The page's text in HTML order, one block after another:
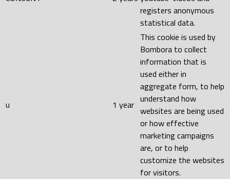
registers anonymous
statistical data.
u 1 year
This cookie is used by
Bombora to collect
information that is
used either in
aggregate form, to help
understand how
websites are being used
or how effective
marketing campaigns
are, or to help
customize the websites
for visitors.